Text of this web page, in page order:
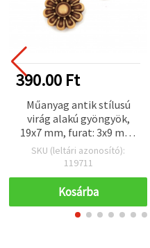
390.00 Ft
Műanyag antik stílusú
virág alakú gyöngyök,
19x7 mm, furat: 3x9 mm,
barna, 50 g (kb. 67 db),
ékszerkészítéshez
SKU (leltári azonosító):
119711
Kosárba